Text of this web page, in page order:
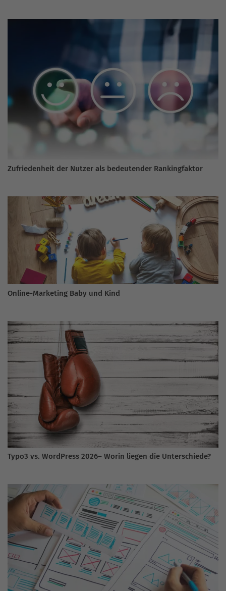
Zufriedenheit der Nutzer als bedeutender Rankingfaktor
Online-Marketing Baby und Kind
Typo3 vs. WordPress 2026– Worin liegen die Unterschiede?